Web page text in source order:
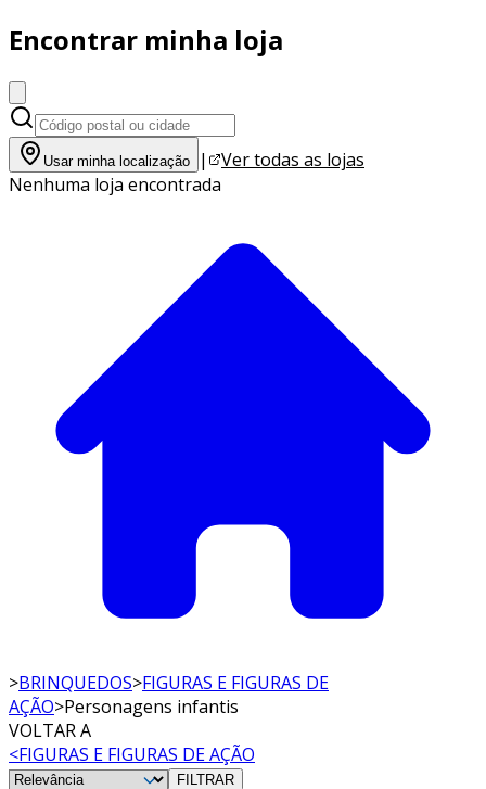
Encontrar minha loja
Usar minha localização |
Ver todas as lojas
Nenhuma loja encontrada
>BRINQUEDOS>FIGURAS E FIGURAS DE
AÇÃO>Personagens infantis
VOLTAR A
<FIGURAS E FIGURAS DE AÇÃO
FILTRAR